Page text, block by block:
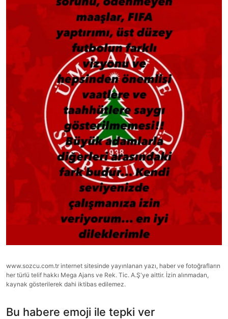
www.sozcu.com.tr internet sitesinde yayınlanan yazı, haber ve fotoğrafların
her türlü telif hakkı Mega Ajans ve Rek. Tic. A.Ş'ye aittir. İzin alınmadan,
kaynak gösterilerek dahi iktibas edilemez.
Bu habere emoji ile tepki ver